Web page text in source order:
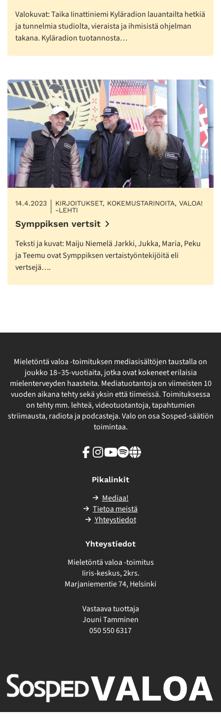
Valokuvat: Taika Iinattiniemi Kyläradion lauantailta hetkiä
ja tunnelmia studiolta, vieraista ja ihmisistä ohjelman
takana. Kyläradion tuotannosta…
14.4.2023
KIRJOITUKSET, KOKEMUSTARINOITA, VALOA!
-LEHTI
Symppiksen vertsit
Teksti ja kuvat: Maiju Niemelä Jarkki, Jukka, Maria, Peku
ja Teemu ovat Symppiksen vertaistyöntekijöitä eli
vertsejä….
Mieletöntä valoa -toimituksen mediasisältöjen taustalla on
joukko 18–35-vuotiaita, jotka ovat kokeneet erilaisia
mielenterveyden haasteita. Mediatuotantoja on viimeisten 10
vuoden aikana tehty sekä yksin että tiimeissä. Toimituksessa
on tehty mm. lehteä, videotuotantoja, tapahtumien
striimausta, radiota ja podcasteja. Valo on osa Sosped-säätiön
toimintaa.
Facebook
Instagram
Youtube
SpotifyLinkki
Pikalinkit
Mediaa!
Tietoa meistä
Yhteystiedot
Yhteystiedot
Mieletöntä valoa -toimitus
Iiris-keskus, 2krs.
Marjaniementie 74, Helsinki
Vastaava tuottaja
Jouni Tamminen
050 550 6317